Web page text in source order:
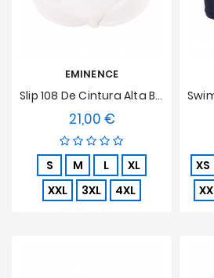
EMINENCE
Slip 108 De Cintura Alta Blanco, Abierto, Algodón Hipoalergénico Puro
21,00 €Precio
S M L
XL
XXL
3XL 4XL
XS